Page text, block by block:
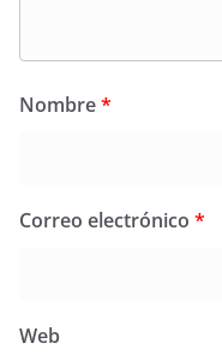
Nombre*
Correo electrónico *
Web